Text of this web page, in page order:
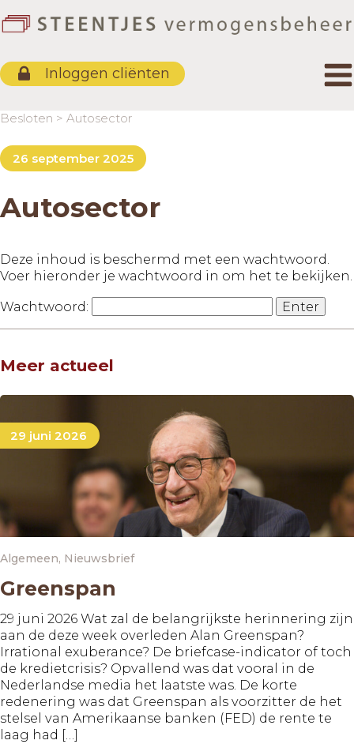
Inloggen cliënten
Besloten > Autosector
26 september 2025
Autosector
Deze inhoud is beschermd met een wachtwoord.
Voer hieronder je wachtwoord in om het te bekijken.
Wachtwoord:
Meer actueel
29 juni 2026
Algemeen, Nieuwsbrief
Greenspan
29 juni 2026 Wat zal de belangrijkste herinnering zijn
aan de deze week overleden Alan Greenspan?
Irrational exuberance? De briefcase-indicator of toch
de kredietcrisis? Opvallend was dat vooral in de
Nederlandse media het laatste was. De korte
redenering was dat Greenspan als voorzitter de het
stelsel van Amerikaanse banken (FED) de rente te
laag had […]
Protocol Stroomlijning
Kapitaaloverdrachten
Duurzaamheid investeren
Beloningsbeleid